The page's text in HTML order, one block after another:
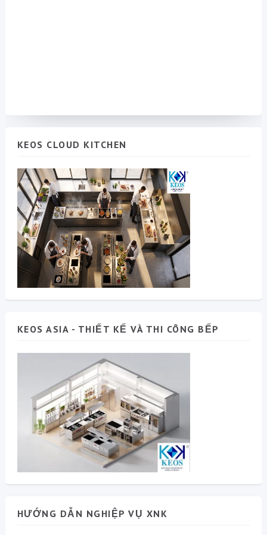
KEOS CLOUD KITCHEN
KEOS ASIA - THIẾT KẾ VÀ THI CÔNG BẾP
HƯỚNG DẪN NGHIỆP VỤ XNK